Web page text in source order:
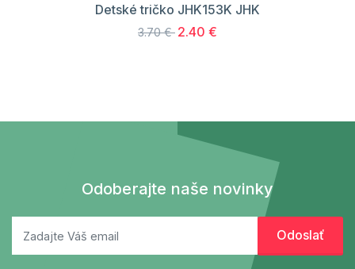
Detské tričko JHK153K JHK
3.70 € 2.40 €
Odoberajte naše novinky